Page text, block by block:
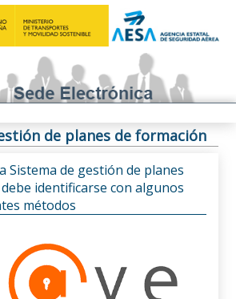
de planes de formación
Sistema de gestión de planes
identificarse con algunos
métodos